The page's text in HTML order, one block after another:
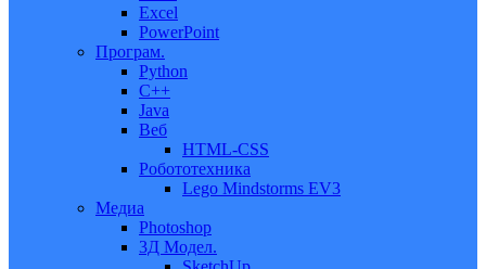
Excel
PowerPoint
Програм.
Python
C++
Java
Веб
HTML-CSS
Робототехника
Lego Mindstorms EV3
Медиа
Photoshop
3Д Модел.